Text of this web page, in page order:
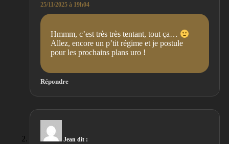
25/11/2025 à 19h04
Hmmm, c’est très très tentant, tout ça…
Allez, encore un p’tit régime et je postule
pour les prochains plans uro !
Répondre
Jean dit :